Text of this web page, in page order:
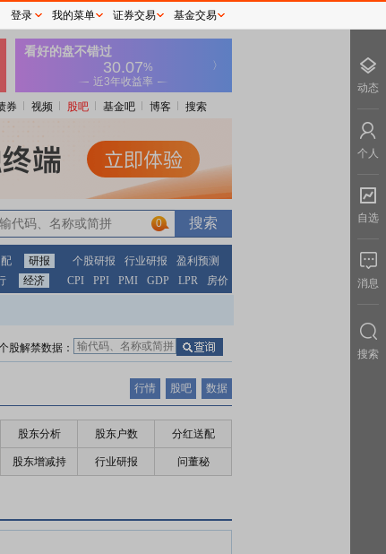
券 视频 股吧 基金吧 博客 搜索
0
研报 个股研报 行业研报
盈利预测
经济 CPI PPI PMI GDP LPR 房价
股解禁数据：
行情 股吧 数据
股东分析 股东户数 分红送配
股东增减持 行业研报 问董秘
登录 我的菜单 证券交易 基金交易
动态
个人
自选
消息
搜索